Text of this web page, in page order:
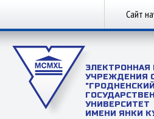
Сайт
ЭЛЕКТРОННАЯ
УЧРЕЖДЕНИЯ
"ГРОДНЕНСКИЙ
УНИВЕРСИТЕТ
ИМЕНИ ЯНКИ